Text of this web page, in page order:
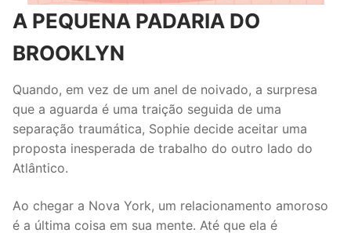
A PEQUENA PADARIA DO
BROOKLYN
Quando, em vez de um anel de noivado, a surpresa
que a aguarda é uma traição seguida de uma
separação traumática, Sophie decide aceitar uma
proposta inesperada de trabalho do outro lado do
Atlântico.
Ao chegar a Nova York, um relacionamento amoroso
é a última coisa em sua mente. Até que ela é